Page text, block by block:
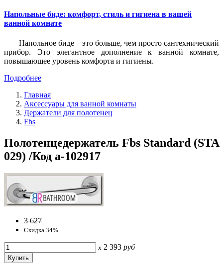
Напольные биде: комфорт, стиль и гигиена в вашей
ванной комнате
Напольное биде – это больше, чем просто сантехнический
прибор. Это элегантное дополнение к ванной комнате,
повышающее уровень комфорта и гигиены.
Подробнее
Главная
Аксессуары для ванной комнаты
Держатели для полотенец
Fbs
Полотенцедержатель Fbs Standard (STA
029) /Код a-102917
3 627
Скидка 34%
x 2 393 руб